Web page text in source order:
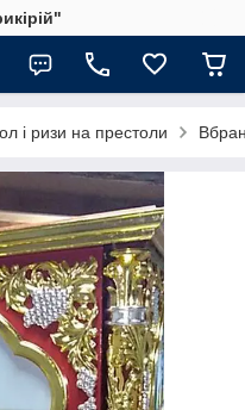
і ризи на престоли